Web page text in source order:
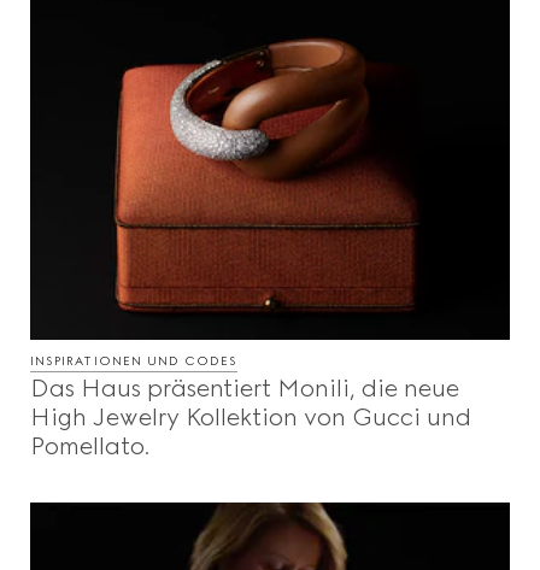
INSPIRATIONEN UND CODES
Das Haus präsentiert Monili, die neue
High Jewelry Kollektion von Gucci und
Pomellato.